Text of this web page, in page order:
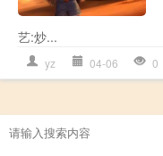
艺:炒...
yz 04-06 0